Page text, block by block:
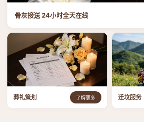
骨灰接送 24小时全天在线
葬礼策划 了解更多 迁坟服务